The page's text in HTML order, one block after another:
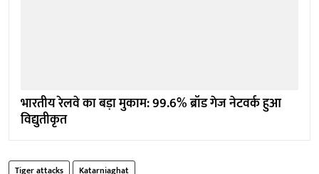
भारतीय रेलवे का बड़ा मुकाम: 99.6% ब्रॉड गेज नेटवर्क हुआ
विद्युतीकृत
Tiger attacks Katarniaghat